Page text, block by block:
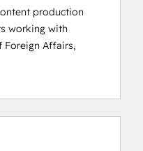
production
working with
Foreign Affairs,